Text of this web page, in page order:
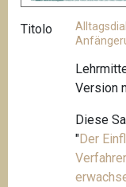
Titolo
Version
Diese
"Der